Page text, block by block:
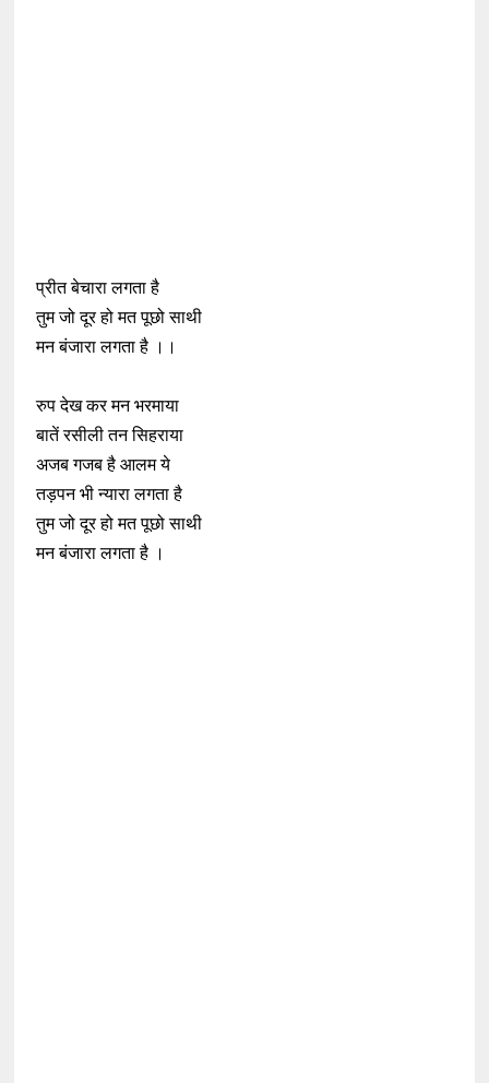
प्रीत बेचारा लगता है
तुम जो दूर हो मत पूछो साथी
मन बंजारा लगता है ।।
रुप देख कर मन भरमाया
बातें रसीली तन सिहराया
अजब गजब है आलम ये
तड़पन भी न्यारा लगता है
तुम जो दूर हो मत पूछो साथी
मन बंजारा लगता है ।